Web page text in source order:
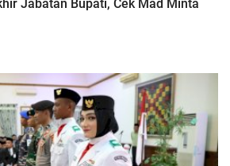
Jabatan Bupati, Cek Mad Minta